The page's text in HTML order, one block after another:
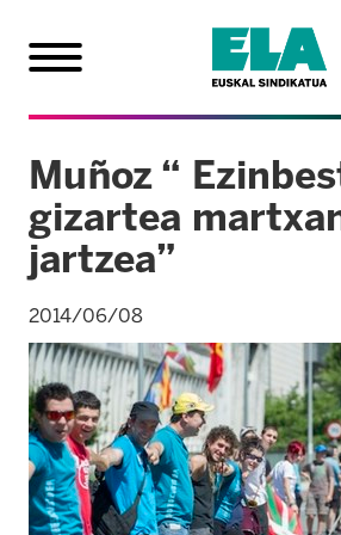
Muñoz “
gizartea
jartzea”
2014/06/08